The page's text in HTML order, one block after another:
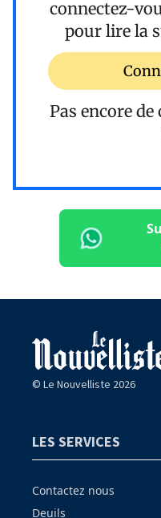
connectez-
pour lire la
Pas encore de
© Le Nouvelliste 2026
LES SERVICES
Contactez nous
Deuils